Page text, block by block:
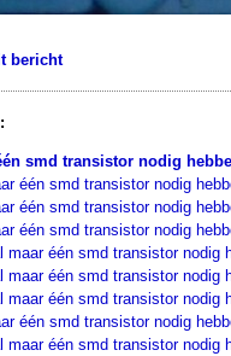
bericht
smd transistor nodig
één smd transistor nodig
één smd transistor nodig
één smd transistor nodig
maar één smd transistor nodig
maar één smd transistor nodig
maar één smd transistor nodig
één smd transistor nodig
maar één smd transistor nodig